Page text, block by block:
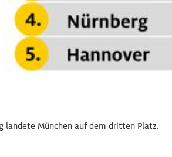
landete München auf dem dritten Platz.